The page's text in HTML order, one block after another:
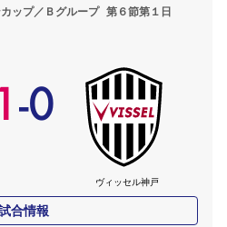
ップ／Ｂグループ 第６節第１日
-0
ヴィッセル神戸
合情報